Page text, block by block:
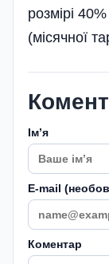
розмірі
(місячної
Імʼя
E-mail
Коментар